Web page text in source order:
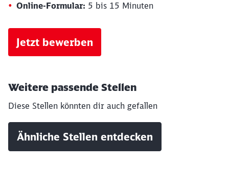
Online-Formular: 5 bis 15 Minuten
Jetzt bewerben
Weitere passende Stellen
Diese Stellen könnten dir auch gefallen
Ähnliche Stellen entdecken